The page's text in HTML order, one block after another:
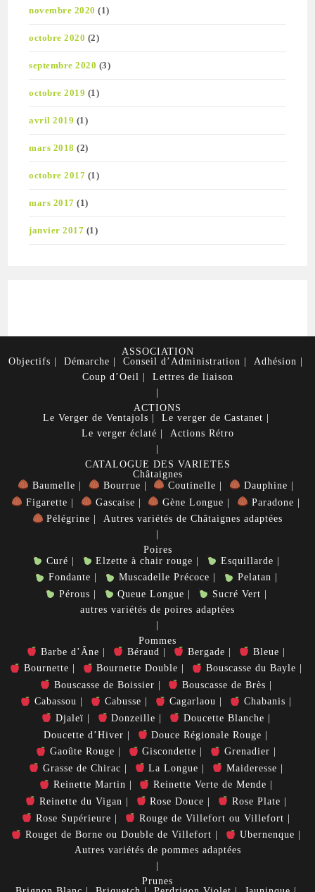
novembre 2020 (1)
octobre 2020 (2)
septembre 2020 (3)
octobre 2019 (1)
avril 2019 (1)
mars 2018 (2)
octobre 2017 (1)
mars 2017 (1)
janvier 2017 (1)
ASSOCIATION
Objectifs
Démarche Conseil d’Administration
Adhésion
Coup d’Oeil
Lettres de liaison
ACTIONS
Le Verger de Ventajols
Le verger de Castanet
Le verger éclaté
Actions Rétro
CATALOGUE DES VARIETES
Châtaignes
Baumelle
Bourrue Coutinelle
Dauphine
Figarette
Gascaise Gène Longue
Paradone
Pélégrine
Autres variétés de Châtaignes adaptées
Poires
Curé
Elzette à chair rouge
Esquillarde
Fondante
Muscadelle Précoce
Pelatan
Pérous
Queue Longue
Sucré Vert
autres variétés de poires adaptées
Pommes
Barbe d’Âne
Béraud Bergade
Bleue
Bournette
Bournette Double
Bouscasse du Bayle
Bouscasse de Boissier
Bouscasse de Brès
Cabassou
Cabusse Cagarlaou
Chabanis
Djaleï
Donzeille
Doucette Blanche
Doucette d’Hiver
Douce Régionale Rouge
Gaoûte Rouge
Giscondette
Grenadier
Grasse de Chirac
La Longue
Maideresse
Reinette Martin
Reinette Verte de Mende
Reinette du Vigan
Rose Douce
Rose Plate
Rose Supérieure
Rouge de Villefort ou Villefort
Rouget de Borne ou Double de Villefort
Ubernenque
Autres variétés de pommes adaptées
Prunes